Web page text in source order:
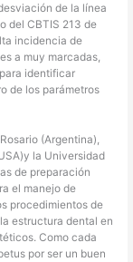
de la línea
del CBTIS 213 de
incidencia de
a muy marcadas,
identificar
de los parámetros
(Argentina),
la Universidad
de preparación
el manejo de
procedimientos de
estructura dental en
Como cada
por ser un buen